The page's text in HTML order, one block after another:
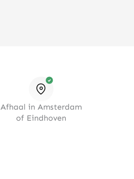
Afhaal in Amsterdam
of Eindhoven